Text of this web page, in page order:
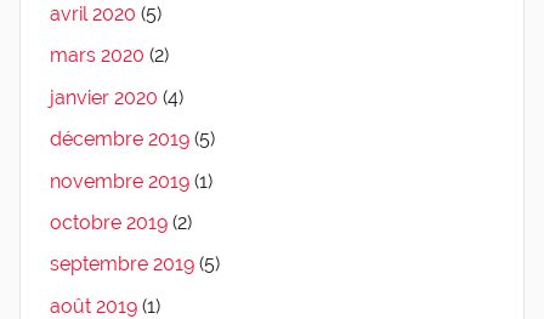
avril 2020 (5)
mars 2020 (2)
janvier 2020 (4)
décembre 2019 (5)
novembre 2019 (1)
octobre 2019 (2)
septembre 2019 (5)
août 2019 (1)